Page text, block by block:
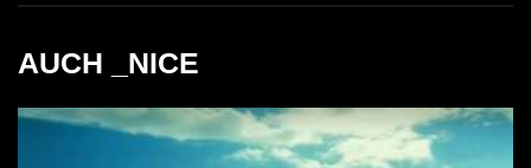
Entspannung und Kreativität einzutauchen. Klingt zu
gut, um wahr zu sein? Probier es aus. Die Musik
spricht für sich. Denn eins ist sicher: Wer behauptet,
dass Entspannung kompliziert sein muss, hat Chillout-
Musik noch nicht entdeckt.
AUCH _NICE